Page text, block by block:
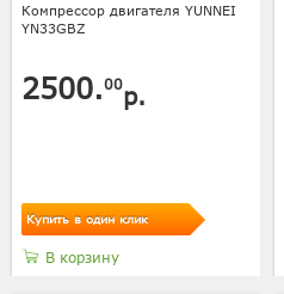
Компрессор двигателя YUNNEI
YN33GBZ
2500.00р.
Купить в один клик
В корзину